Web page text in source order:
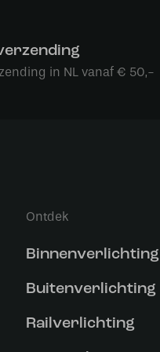
in NL vanaf € 50,-
Ontdek
Binnenverlichting
Buitenverlichting
Railverlichting